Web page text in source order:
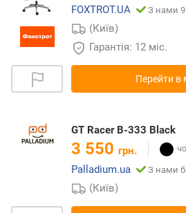
FOXTROT.UA
З нами 9
(Київ)
Гарантія: 12 міс.
Перейти в
GT Racer B-333 Black
3 550 грн.
Palladium.ua
З нами
(Київ)